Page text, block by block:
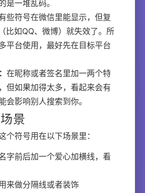
是一堆乱码。
些符号在微信里能显示，但复
比如QQ、微博）就失效了。所
平台使用，最好先在目标平台
在昵称或者签名里加一两个特
但如果加得太多，看起来会有
会影响别人搜索到你。
景
个符号用在以下场景里：
字前后加一个爱心加横线，看
来做分隔线或者装饰